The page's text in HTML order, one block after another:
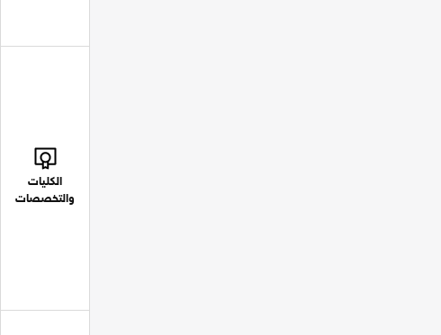
الكليات
والتخصصات